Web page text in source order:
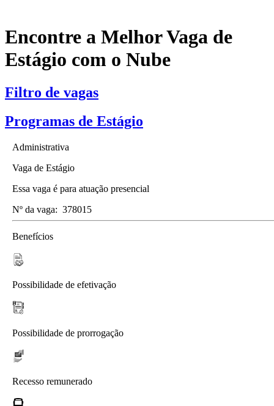
Encontre a Melhor Vaga de
Estágio com o Nube
Filtro de vagas
Programas de Estágio
Administrativa
Vaga de Estágio
Essa vaga é para atuação presencial
Nº da vaga: 378015
Benefícios
Possibilidade de efetivação
Possibilidade de prorrogação
Recesso remunerado